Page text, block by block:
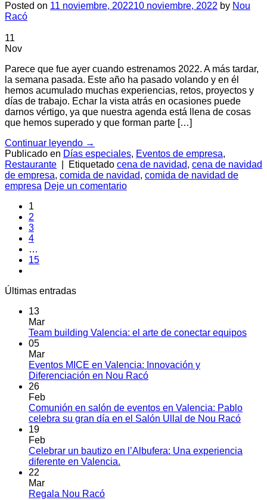
Posted on 11 noviembre, 202210 noviembre, 2022 by Nou
Racó
11
Nov
Parece que fue ayer cuando estrenamos 2022. A más tardar,
la semana pasada. Este año ha pasado volando y en él
hemos acumulado muchas experiencias, retos, proyectos y
días de trabajo. Echar la vista atrás en ocasiones puede
darnos vértigo, ya que nuestra agenda está llena de cosas
que hemos superado y que forman parte […]
Continuar leyendo →
Publicado en Días especiales, Eventos de empresa,
Restaurante
Etiquetado cena de navidad, cena de navidad
de empresa, comida de navidad, comida de navidad de
empresa Deje un comentario
1
2
3
4
…
15
Últimas entradas
13
Mar
Team building Valencia: el arte de conectar equiposNo
05
Mar
Eventos MICE en Valencia: Innovación y
Diferenciación en Nou RacóNo
en
Eventos
Valencia:
26
Feb
Comunión en salón de eventos en Valencia: Pablo
celebra su gran día en el Salón Ullal de Nou RacóNo
en
19
Feb
Celebrar un bautizo en l’Albufera: Una experiencia
diferente en Valencia.
22
Mar
Regala Nou RacóNo